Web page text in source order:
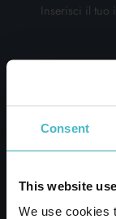
Consent
This website
We use cookies
Inserisci il tuo